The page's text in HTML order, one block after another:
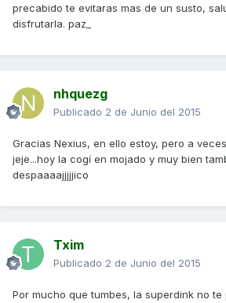
precabido te evitaras mas de un susto,
disfrutarla. paz_
nhquezg
Publicado 2 de Junio del 2015
Gracias Nexius, en ello estoy, pero a
jeje...hoy la cogí en mojado y muy bien
despaaaajjjjjico
Txim
Publicado 2 de Junio del 2015
Por mucho que tumbes, la superdink no te